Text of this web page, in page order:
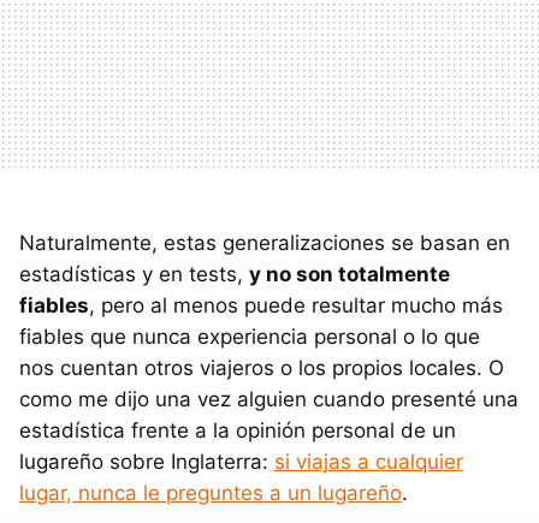
Naturalmente, estas generalizaciones se basan en
estadísticas y en tests, y no son totalmente
fiables, pero al menos puede resultar mucho más
fiables que nunca experiencia personal o lo que
nos cuentan otros viajeros o los propios locales. O
como me dijo una vez alguien cuando presenté una
estadística frente a la opinión personal de un
lugareño sobre Inglaterra: si viajas a cualquier
lugar, nunca le preguntes a un lugareño.